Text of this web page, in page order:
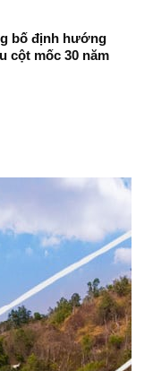
bố định hướng
cột mốc 30 năm